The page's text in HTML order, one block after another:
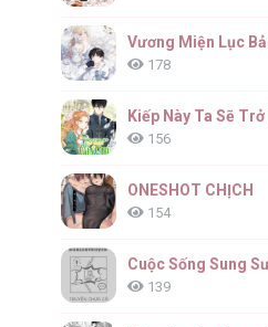
Vương Miện Lục
178
Kiếp Này Ta Sẽ
156
ONESHOT CHỊCH
154
Cuộc Sống Sung
139